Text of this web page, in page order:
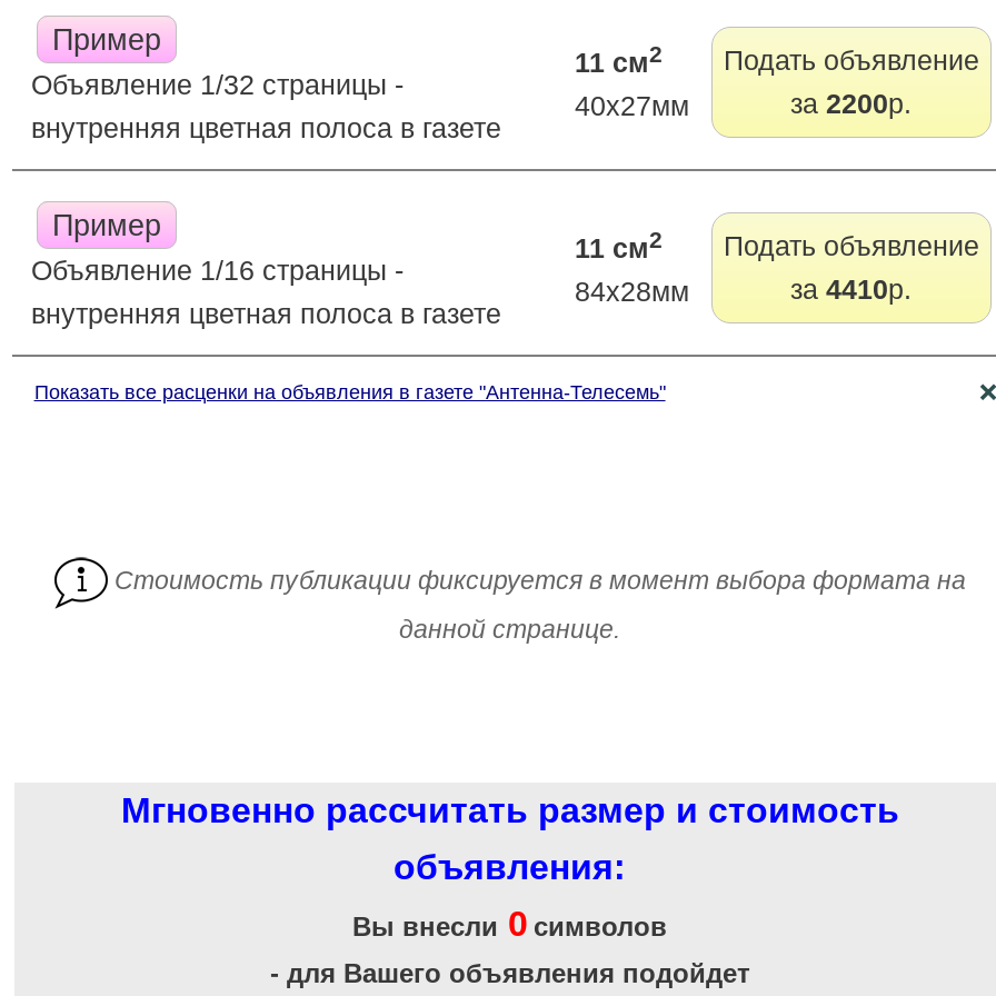
Пример
Объявление 1/32 страницы -
внутренняя цветная полоса в газете
11 см2
40х27мм
Подать объявление
за2200р.
Пример
Объявление 1/16 страницы -
внутренняя цветная полоса в газете
11 см2
84х28мм
Подать объявление
за4410р.
Показать все расценки на объявления в газете "Антенна-Телесемь"
Cтоимость публикации фиксируется в момент выбора формата на
данной странице.
Мгновенно рассчитать размер и стоимость
объявления:
Вы внесли 0 символов
- для Вашего объявления подойдет